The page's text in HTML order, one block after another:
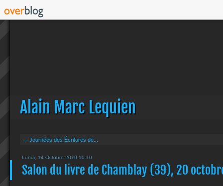
Alain Marc Lequien
← Journées des Écritures de...
Lundi, 14 Octobre 2019 10:10
Salon du livre de Chamblay (39), 20